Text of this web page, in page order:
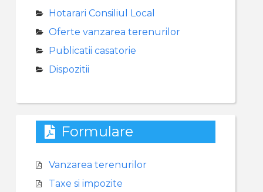
Hotarari Consiliul Local
Oferte vanzarea terenurilor
Publicatii casatorie
Dispozitii
Formulare
Vanzarea terenurilor
Taxe si impozite